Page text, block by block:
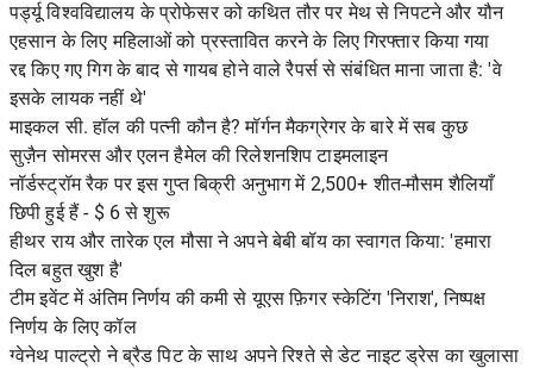
पर्ड्यू विश्वविद्यालय के प्रोफेसर को कथित तौर पर मेथ से निपटने और यौन
एहसान के लिए महिलाओं को प्रस्तावित करने के लिए गिरफ्तार किया गया
रद्द किए गए गिग के बाद से गायब होने वाले रैपर्स से संबंधित माना जाता है: 'वे
इसके लायक नहीं थे'
माइकल सी. हॉल की पत्नी कौन है? मॉर्गन मैकग्रेगर के बारे में सब कुछ
सुज़ैन सोमरस और एलन हैमेल की रिलेशनशिप टाइमलाइन
नॉर्डस्ट्रॉम रैक पर इस गुप्त बिक्री अनुभाग में 2,500+ शीत-मौसम शैलियाँ
छिपी हुई हैं - $ 6 से शुरू
हीथर राय और तारेक एल मौसा ने अपने बेबी बॉय का स्वागत किया: 'हमारा
दिल बहुत खुश है'
टीम इवेंट में अंतिम निर्णय की कमी से यूएस फ़िगर स्केटिंग 'निराश', निष्पक्ष
निर्णय के लिए कॉल
ग्वेनेथ पाल्ट्रो ने ब्रैड पिट के साथ अपने रिश्ते से डेट नाइट ड्रेस का खुलासा